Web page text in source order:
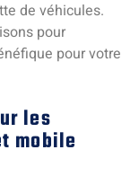
de véhicules.
pour
pour votre
les
mobile